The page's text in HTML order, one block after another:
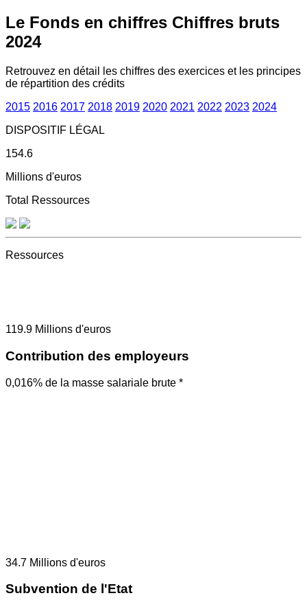
Le Fonds en chiffres Chiffres bruts
2024
Retrouvez en détail les chiffres des exercices et les principes
de répartition des crédits
2015 2016 2017 2018 2019 2020 2021 2022 2023 2024
DISPOSITIF LÉGAL
154.6
Millions d'euros
Total Ressources
Ressources
119.9 Millions d'euros
Contribution des employeurs
0,016% de la masse salariale brute *
34.7 Millions d'euros
Subvention de l'Etat